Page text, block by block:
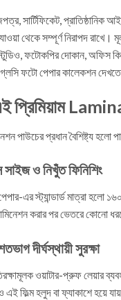
সার্টিফিকেট, প্রাতিষ্ঠানিক
থেকে সম্পূর্ণ নিরাপদ
ফটোকপির দোকান, অফিস
গ্লসি ফটো পেপার কালেকশন
প্রিমিয়াম
পাউচের প্রধান বৈশিষ্ট্য হলো
ও নিখুঁত ফিনিশিং
এর স্ট্যান্ডার্ড মাত্রা
করার পর ভেতরে কোনো
দীর্ঘস্থায়ী সুরক্ষা
ওয়াটার-প্রুফ লেয়ার
এই ফিল্ম হলুদ বা ফ্যাকাশে